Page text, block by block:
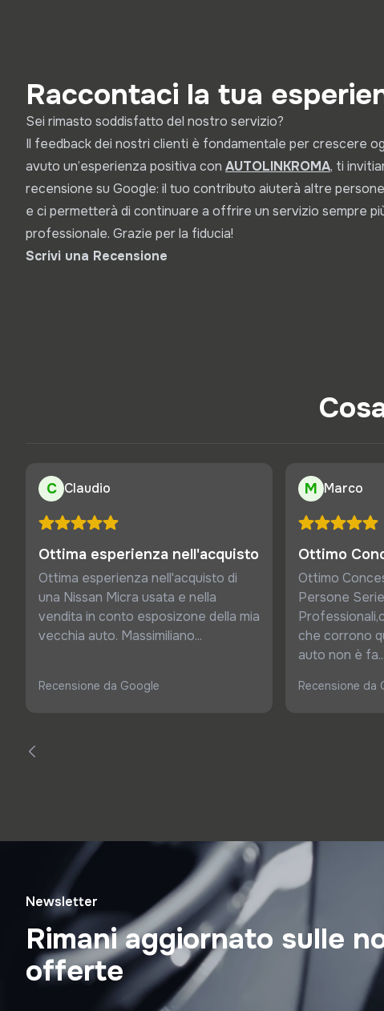
Raccontaci la tua
Sei rimasto soddisfatto del nostro servizio?
Il feedback dei nostri clienti è fondamentale per crescere
avuto un’esperienza positiva con AUTOLINKROMA, ti
recensione su Google: il tuo contributo aiuterà altre
e ci permetterà di continuare a offrire un servizio sempre
professionale. Grazie per la fiducia!
Scrivi una Recensione
C Claudio
Ottima esperienza nell'acquisto
Ottima esperienza nell'acquisto di
una Nissan Micra usata e nella
vendita in conto esposizone della mia
vecchia auto. Massimiliano...
Recensione da Google
M Marco
Ottimo
Ottimo
Persone
che corrono
auto non è fa...
Recensione da
Newsletter
Rimani aggiornato sulle
offerte